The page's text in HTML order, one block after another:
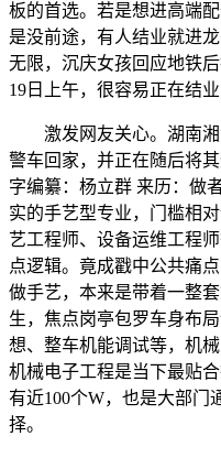
板的首选。若是想进高端
是没前途，有人结业就进
无限，沉庆女孩回应地铁
19日上午，很容易正在结业
激发网友关心。湖南湘
警车回家，并正在随后将
字编纂：杨立群 来历：做
实的手艺型专业，门槛相
艺工程师、设备运维工程
点逻辑。竟成戳中公共痛
做手艺，本来是带着一整
生，焦点岗亭包罗车身布
想、整车机能调试等，机
机械电子工程是当下最贴
有近100个W，也是大部门
择。